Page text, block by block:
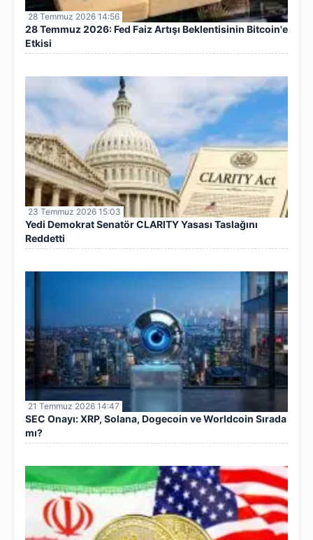
28 Temmuz 2026 14:56
28 Temmuz 2026: Fed Faiz Artışı Beklentisinin Bitcoin'e
Etkisi
23 Temmuz 2026 15:03
Yedi Demokrat Senatör CLARITY Yasası Taslağını
Reddetti
21 Temmuz 2026 14:47
SEC Onayı: XRP, Solana, Dogecoin ve Worldcoin Sırada
mı?